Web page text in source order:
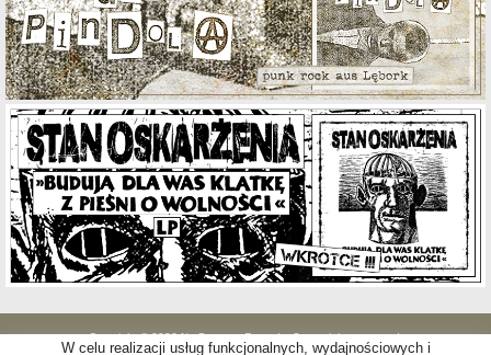
Copyright © 2026 No Pasaran Records. Some rights reserved.
W celu realizacji usług funkcjonalnych, wydajnościowych i